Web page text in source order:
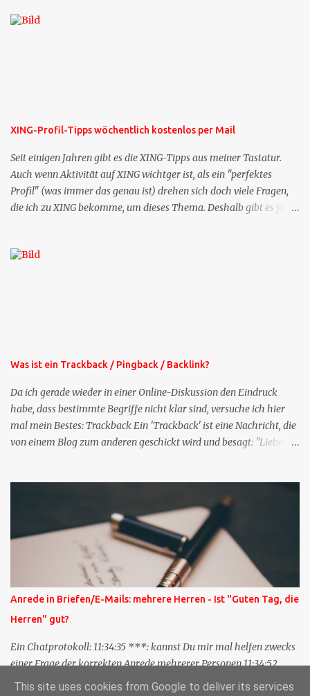
XING-Profil-Tipps wöchentlich kostenlos per Mail
Seit einigen Jahren gibt es die XING-Tipps aus meiner Tastatur.
Auch wenn Aktivität auf XING wichtger ist, als ein "perfektes
Profil" (was immer das genau ist) drehen sich doch viele Fragen,
die ich zu XING bekomme, um dieses Thema. Deshalb gibt es jetzt
bekommen Sie kostenlos eine weitere Folge. Die Startsequenz ist 16
Was ist ein Trackback / Pingback / Backlink?
Da ich gerade wieder in einer Online-Diskussion den Eindruck
habe, dass bestimmte Begriffe nicht klar sind, versuche ich hier
mal mein Bestes: Trackback Ein 'Trackback' ist eine Nachricht, die
von einem Blog zum anderen geschickt wird und besagt: "Lieber
was ich zu deinem Inhalt zu sagen hatte." Diese
Nachrichtenfunktion wird 'angestoßen' in dem 'mein' Blog an die
'TrackbackURL' des Anderen einen 'Ping' schickt, d.h. ein paar
Parameter übergibt (URL meines Eintrags, Kurzzitat meines
Beitrags). Praktisch muss man nichts Anderes tun, als die
TrackbackURL beim Schreiben meines Beitrags in ein bestimmtes
Feld in meinem 'Blog-Redaktionssystem' einzufügen. Trackbacks
und TrackbackURLs sind heute recht selten. Das Trackback-
Verfahren wurde wei...
Anrede in Briefen/E-Mails: mehrere Herren - Ist "Guten Tag, die
Herren" gut?
Ein Chatprotokoll: 11:34:35 ***: kannst Du mir mal helfen zwecks
einer Frage der korrekten Anrede mehrerer Personen 11:34:52
***: Guten Tag die Herren ? 11:35:07 ***: Sehr geehrte Herren,
This site uses cookies from Google to deliver its services